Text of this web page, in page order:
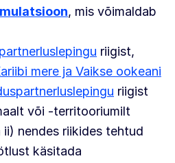
, mis võimaldab
riigist,
mere ja Vaikse ookeani
riigist
või -territooriumilt
ii) nendes riikides tehtud
käsitada